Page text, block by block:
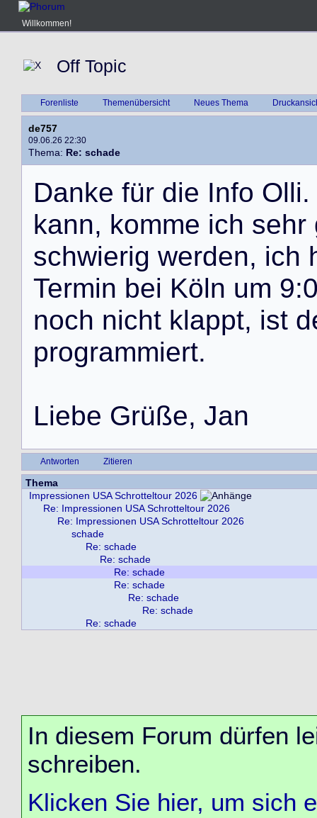
Willkommen!
Off Topic
Forenliste Themenübersicht Neues Thema
de757
09.06.26 22:30
Thema: Re: schade
Danke für die Info Olli.
kann, komme ich sehr
schwierig werden, ich
Termin bei Köln um 9:
noch nicht klappt, ist d
programmiert.
Liebe Grüße, Jan
Antworten Zitieren
Thema
Impressionen USA Schrotteltour 2026
Re: Impressionen USA Schrotteltour 2026
Re: Impressionen USA Schrotteltour 2026
schade
Re: schade
Re: schade
Re: schade
Re: schade
Re: schade
Re: schade
Re: schade
In diesem Forum dürfen
schreiben.
Klicken Sie hier, um sich